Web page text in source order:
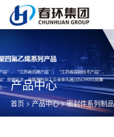
产品中心
首页 > 产品中心>密封件系列制品